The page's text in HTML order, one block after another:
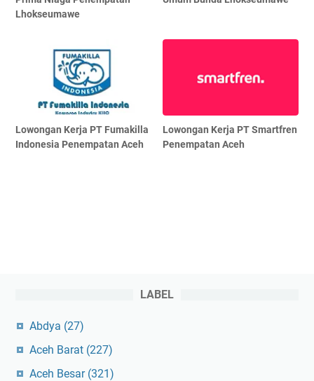
Lhokseumawe
Lowongan Kerja PT Fumakilla
Indonesia Penempatan Aceh
Lowongan Kerja PT Smartfren
Penempatan Aceh
LABEL
Abdya (27)
Aceh Barat (227)
Aceh Besar (321)